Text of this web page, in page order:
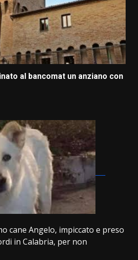
al bancomat un anziano con
cane Angelo, impiccato e preso
in Calabria, per non